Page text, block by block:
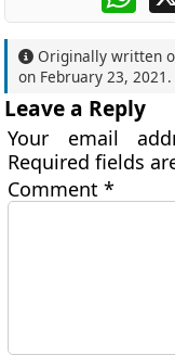
Originally written
on February 23, 2021 .
Leave a Reply
Your email
Required fields
Comment*